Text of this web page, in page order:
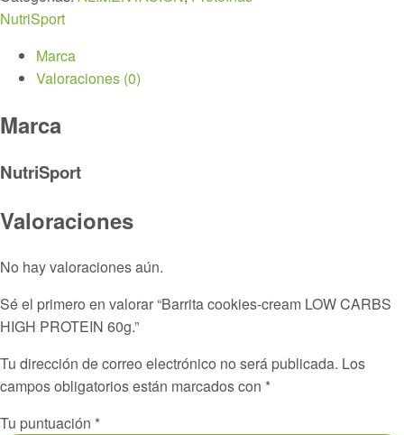
LOW
CARBS
HIGH
PROTEIN
cantidad
NutriSport
Marca
Valoraciones (0)
Marca
NutriSport
Valoraciones
No hay valoraciones aún.
Sé el primero en valorar “Barrita cookies-cream LOW CARBS
HIGH PROTEIN 60g.”
Tu dirección de correo electrónico no será publicada. Los
campos obligatorios están marcados con *
Tu puntuación *